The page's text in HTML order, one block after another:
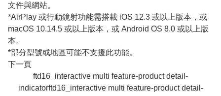
文件與網站。
*AirPlay 或行動鏡射功能需搭載 iOS 12.3 或以上版本，或
macOS 10.14.5 或以上版本，或 Android OS 8.0 或以上版
本。
*部分型號或地區可能不支援此功能。
下一頁
ftd16_interactive multi feature-product detail-
indicatorftd16_interactive multi feature-product detail-